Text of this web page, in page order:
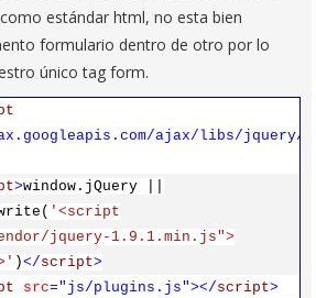
estándar html, no esta bien
formulario dentro de otro por lo
único tag form.
ajax/libs/jquery/
>window.jQuery ||
'<script
jquery-1.9.1.min.js">
)</script>
src="js/plugins.js"></script>